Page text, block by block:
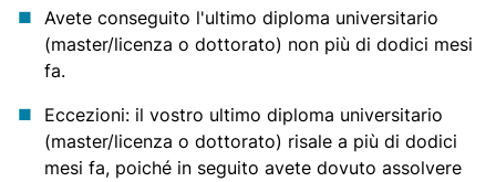
Avete conseguito l'ultimo diploma universitario
(master/licenza o dottorato) non più di dodici mesi
fa.
Eccezioni: il vostro ultimo diploma universitario
(master/licenza o dottorato) risale a più di dodici
mesi fa, poiché in seguito avete dovuto assolvere